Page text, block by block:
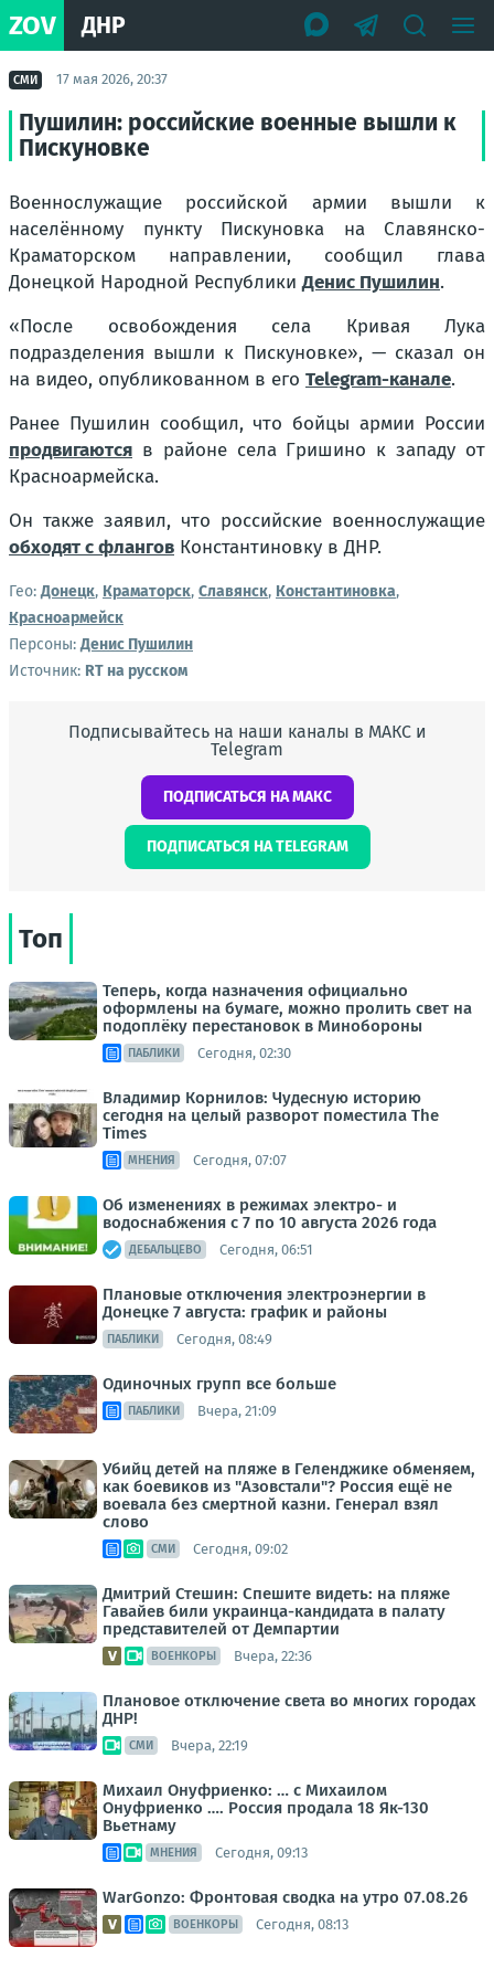
ZOV ДНР
СМИ 17 мая 2026, 20:37
Пушилин: российские военные вышли к
Пискуновке
Военнослужащие российской армии вышли к
населённому пункту Пискуновка на Славянско-
Краматорском направлении, сообщил глава
Донецкой Народной РеспубликиДенис Пушилин.
«После освобождения села Кривая Лука
подразделения вышли к Пискуновке», — сказал он
на видео, опубликованном в его Telegram-канале.
Ранее Пушилин сообщил, что бойцы армии России
продвигаются в районе села Гришино к западу от
Красноармейска.
Он также заявил, что российские военнослужащие
обходят с флангов Константиновку в ДНР.
Гео:Донецк, Краматорск, Славянск, Константиновка,
Красноармейск
Персоны: Денис Пушилин
Источник: RT на русском
Подписывайтесь на наши каналы в МАКС и
Telegram
ПОДПИСАТЬСЯ НА МАКС
ПОДПИСАТЬСЯ НА TELEGRAM
Топ
Теперь, когда назначения официально
оформлены на бумаге, можно пролить свет на
подоплёку перестановок в Минобороны
ПАБЛИКИ Сегодня, 02:30
Владимир Корнилов: Чудесную историю
сегодня на целый разворот поместила The
Times
МНЕНИЯ Сегодня, 07:07
Об изменениях в режимах электро- и
водоснабжения с 7 по 10 августа 2026 года
ДЕБАЛЬЦЕВО Сегодня, 06:51
Плановые отключения электроэнергии в
Донецке 7 августа: график и районы
ПАБЛИКИ Сегодня, 08:49
Одиночных групп все больше
ПАБЛИКИ Вчера, 21:09
Убийц детей на пляже в Геленджике обменяем,
как боевиков из "Азовстали"? Россия ещё не
воевала без смертной казни. Генерал взял
слово
СМИ Сегодня, 09:02
Дмитрий Стешин: Спешите видеть: на пляже
Гавайев били украинца-кандидата в палату
представителей от Демпартии
ВОЕНКОРЫ Вчера, 22:36
Плановое отключение света во многих городах
ДНР!
СМИ Вчера, 22:19
Михаил Онуфриенко: … с Михаилом
Онуфриенко …. Россия продала 18 Як-130
Вьетнаму
МНЕНИЯ Сегодня, 09:13
WarGonzo: Фронтовая сводка на утро 07.08.26
ВОЕНКОРЫ Сегодня, 08:13